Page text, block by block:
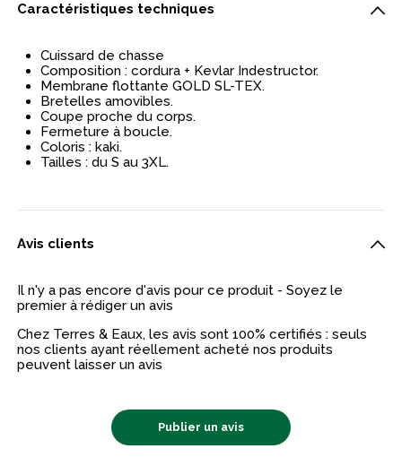
Caractéristiques techniques
Cuissard de chasse
Composition : cordura + Kevlar Indestructor.
Membrane flottante GOLD SL-TEX.
Bretelles amovibles.
Coupe proche du corps.
Fermeture à boucle.
Coloris : kaki.
Tailles : du S au 3XL.
Avis clients
Il n'y a pas encore d'avis pour ce produit - Soyez le
premier à rédiger un avis
Chez Terres & Eaux, les avis sont 100% certifiés : seuls
nos clients ayant réellement acheté nos produits
peuvent laisser un avis
Publier un avis